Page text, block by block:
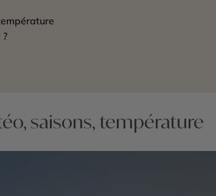
saisons, température